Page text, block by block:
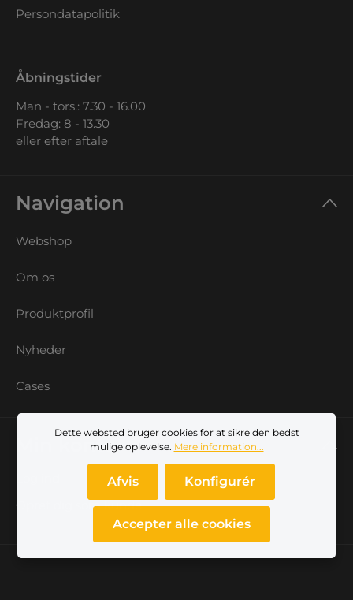
Persondatapolitik
Åbningstider
Man - tors.: 7.30 - 16.00
Fredag: 8 - 13.30
eller efter aftale
Navigation
Webshop
Om os
Produktprofil
Nyheder
Cases
Min konto
Log ind
Opret dig som kunde
Dette websted bruger cookies for at sikre den bedst
mulige oplevelse. Mere information...
Afvis Konfigurér
Accepter alle cookies